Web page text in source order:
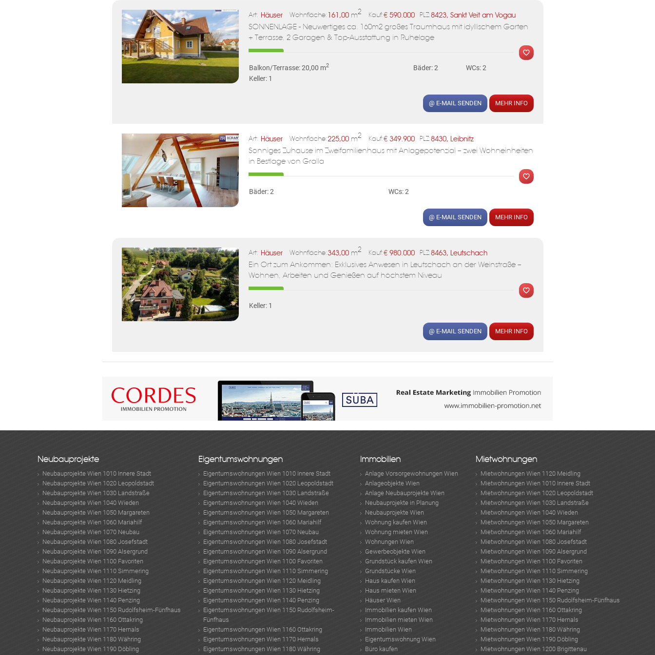
Art: Häuser Wohnfläche: 161,00 m2 Kauf:€ 590.000 PLZ:8423, Sankt Veit am Vogau
SONNENLAGE - Neuwertiges ca. 160m2 großes Traumhaus mit idyllischem Garten
+ Terrasse, 2 Garagen & Top-Ausstattung in Ruhelage
MER
Balkon/Terrasse: 20,00 m2 Bäder: 2
WCs: 2
Keller: 1
@ E-MAIL SENDEN MEHR INFO
Art: Häuser Wohnfläche:225,00 m2 Kauf:€ 349.900 PLZ:8430, Leibnitz
Sonniges Zuhause im Zweifamilienhaus mit Anlagepotenzial – zwei Wohneinheiten
in Bestlage von Gralla
MER
Bäder: 2 WCs: 2
@ E-MAIL SENDEN MEHR INFO
Art: Häuser Wohnfläche:343,00 m2 Kauf:€ 980.000 PLZ:8463, Leutschach
Ein Ort zum Ankommen: Exklusives Anwesen in Leutschach an der Weinstraße –
Wohnen, Arbeiten und Genießen auf höchstem Niveau
MER
Keller: 1
@ E-MAIL SENDEN MEHR INFO
Neubauprojekte
Neubauprojekte Wien 1010 Innere Stadt
Neubauprojekte Wien 1020 Leopoldstadt
Neubauprojekte Wien 1030 Landstraße
Neubauprojekte Wien 1040 Wieden
Neubauprojekte Wien 1050 Margareten
Neubauprojekte Wien 1060 Mariahilf
Neubauprojekte Wien 1070 Neubau
Neubauprojekte Wien 1080 Josefstadt
Neubauprojekte Wien 1090 Alsergrund
Neubauprojekte Wien 1100 Favoriten
Neubauprojekte Wien 1110 Simmering
Neubauprojekte Wien 1120 Meidling
Neubauprojekte Wien 1130 Hietzing
Neubauprojekte Wien 1140 Penzing
Neubauprojekte Wien 1150 Rudolfsheim-Fünfhaus
Neubauprojekte Wien 1160 Ottakring
Neubauprojekte Wien 1170 Hernals
Neubauprojekte Wien 1180 Währing
Neubauprojekte Wien 1190 Döbling
Eigentumswohnungen
Eigentumswohnungen Wien 1010 Innere Stadt
Eigentumswohnungen Wien 1020 Leopoldstadt
Eigentumswohnungen Wien 1030 Landstraße
Eigentumswohnungen Wien 1040 Wieden
Eigentumswohnungen Wien 1050 Margareten
Eigentumswohnungen Wien 1060 Mariahilf
Eigentumswohnungen Wien 1070 Neubau
Eigentumswohnungen Wien 1080 Josefstadt
Eigentumswohnungen Wien 1090 Alsergrund
Eigentumswohnungen Wien 1100 Favoriten
Eigentumswohnungen Wien 1110 Simmering
Eigentumswohnungen Wien 1120 Meidling
Eigentumswohnungen Wien 1130 Hietzing
Eigentumswohnungen Wien 1140 Penzing
Eigentumswohnungen Wien 1150 Rudolfsheim-
Fünfhaus
Eigentumswohnungen Wien 1160 Ottakring
Eigentumswohnungen Wien 1170 Hernals
Eigentumswohnungen Wien 1180 Währing
Immobilien
Anlage Vorsorgewohnungen Wien
Anlageobjekte Wien
Anlage Neubauprojekte Wien
Neubauprojekte in Planung
Neubauprojekte Wien
Wohnung kaufen Wien
Wohnung mieten Wien
Wohnungen Wien
Gewerbeobjekte Wien
Grundstück kaufen Wien
Grundstücke Wien
Haus kaufen Wien
Haus mieten Wien
Häuser Wien
Immobilien kaufen Wien
Immobilien mieten Wien
Immobilien Wien
Eigentumswohnung Wien
Büro kaufen
Mietwohnungen
Mietwohnungen Wien 1120 Meidling
Mietwohnungen Wien 1010 Innere Stadt
Mietwohnungen Wien 1020 Leopoldstadt
Mietwohnungen Wien 1030 Landstraße
Mietwohnungen Wien 1040 Wieden
Mietwohnungen Wien 1050 Margareten
Mietwohnungen Wien 1060 Mariahilf
Mietwohnungen Wien 1080 Josefstadt
Mietwohnungen Wien 1090 Alsergrund
Mietwohnungen Wien 1100 Favoriten
Mietwohnungen Wien 1110 Simmering
Mietwohnungen Wien 1130 Hietzing
Mietwohnungen Wien 1140 Penzing
Mietwohnungen Wien 1150 Rudolfsheim-Fünfhaus
Mietwohnungen Wien 1160 Ottakring
Mietwohnungen Wien 1170 Hernals
Mietwohnungen Wien 1180 Währing
Mietwohnungen Wien 1190 Döbling
Mietwohnungen Wien 1200 Brigittenau